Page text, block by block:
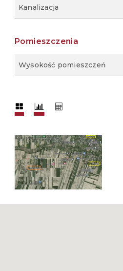
Kanalizacja
Pomieszczenia
Wysokość pomieszczeń